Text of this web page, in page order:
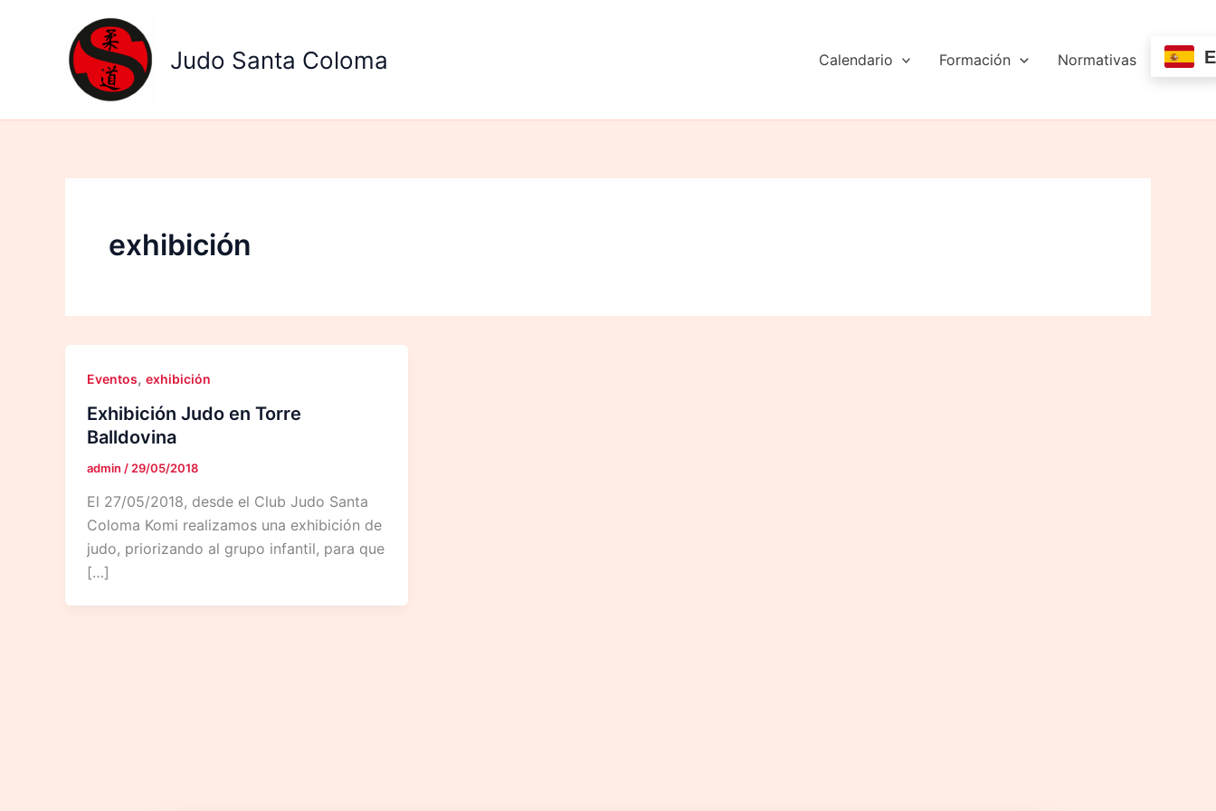
Judo Santa Coloma Calendario Formación Normativas
exhibición
Eventos, exhibición
Exhibición Judo en Torre
Balldovina
admin / 29/05/2018
El 27/05/2018, desde el Club Judo Santa
Coloma Komi realizamos una exhibición de
judo, priorizando al grupo infantil, para que
[…]